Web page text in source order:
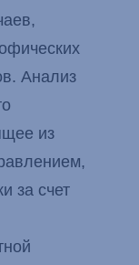
Анализ
из
за счет